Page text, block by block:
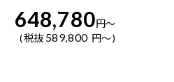
648,780円～
税抜 589,800 円～